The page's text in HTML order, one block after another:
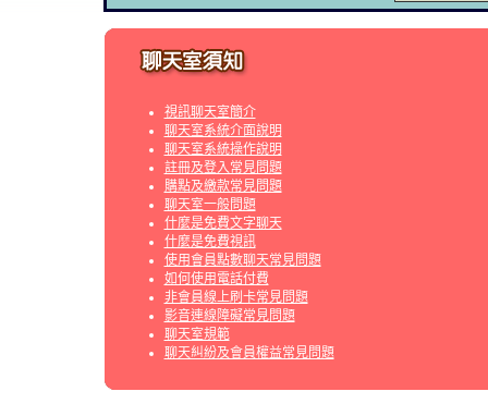
視訊聊天室簡介
聊天室系統介面說明
聊天室系統操作說明
註冊及登入常見問題
購點及繳款常見問題
聊天室一般問題
什麼是免費文字聊天
什麼是免費視訊
使用會員點數聊天常見問題
如何使用電話付費
非會員線上刷卡常見問題
影音連線障礙常見問題
聊天室規範
聊天糾紛及會員權益常見問題